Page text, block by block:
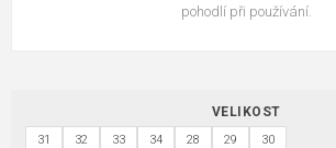
pohodlí při používání.
VELIKOST
31 32 33 34 28 29 30